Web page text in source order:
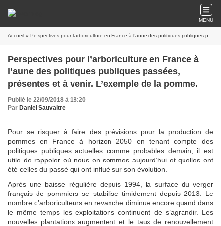
MENU
Accueil » Perspectives pour l’arboriculture en France à l’aune des politiques publiques passées, présentes et à venir. L’exemple de la pomme.
Perspectives pour l’arboriculture en France à
l’aune des politiques publiques passées,
présentes et à venir. L’exemple de la pomme.
Publié le 22/09/2018 à 18:20
Par Daniel Sauvaitre
Pour se risquer à faire des prévisions pour la production de
pommes en France à horizon 2050 en tenant compte des
politiques publiques actuelles comme probables demain, il est
utile de rappeler où nous en sommes aujourd’hui et quelles ont
été celles du passé qui ont influé sur son évolution.
Après une baisse régulière depuis 1994, la surface du verger
français de pommiers se stabilise timidement depuis 2013. Le
nombre d’arboriculteurs en revanche diminue encore quand dans
le même temps les exploitations continuent de s’agrandir. Les
nouvelles plantations augmentent et le taux de renouvellement